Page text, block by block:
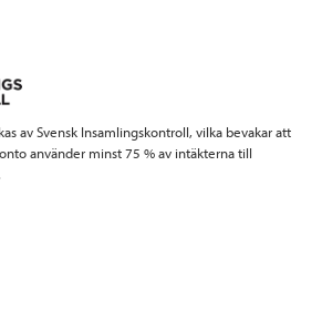
av Svensk Insamlingskontroll, vilka bevakar att
använder minst 75 % av intäkterna till